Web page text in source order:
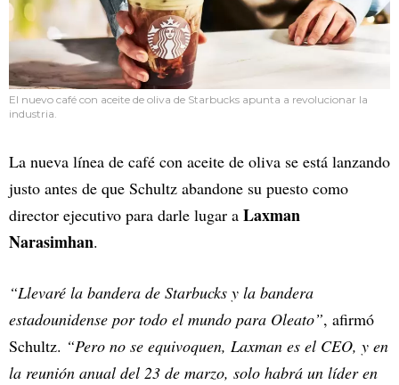
El nuevo café con aceite de oliva de Starbucks apunta a revolucionar la
industria.
La nueva línea de café con aceite de oliva se está lanzando
justo antes de que Schultz abandone su puesto como
director ejecutivo para darle lugar a Laxman
Narasimhan.
“Llevaré la bandera de Starbucks y la bandera
estadounidense por todo el mundo para Oleato”, afirmó
Schultz. “Pero no se equivoquen, Laxman es el CEO, y en
la reunión anual del 23 de marzo, solo habrá un líder en